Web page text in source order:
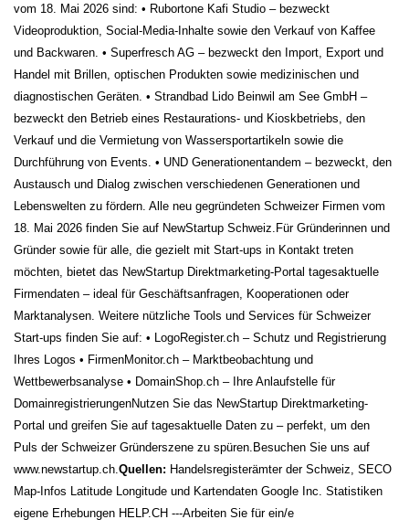
vom 18. Mai 2026 sind: • Rubortone Kafi Studio – bezweckt
Videoproduktion, Social-Media-Inhalte sowie den Verkauf von Kaffee
und Backwaren. • Superfresch AG – bezweckt den Import, Export und
Handel mit Brillen, optischen Produkten sowie medizinischen und
diagnostischen Geräten. • Strandbad Lido Beinwil am See GmbH –
bezweckt den Betrieb eines Restaurations- und Kioskbetriebs, den
Verkauf und die Vermietung von Wassersportartikeln sowie die
Durchführung von Events. • UND Generationentandem – bezweckt, den
Austausch und Dialog zwischen verschiedenen Generationen und
Lebenswelten zu fördern. Alle neu gegründeten Schweizer Firmen vom
18. Mai 2026 finden Sie auf NewStartup Schweiz. Für Gründerinnen und
Gründer sowie für alle, die gezielt mit Start-ups in Kontakt treten
möchten, bietet das NewStartup Direktmarketing-Portal tagesaktuelle
Firmendaten – ideal für Geschäftsanfragen, Kooperationen oder
Marktanalysen. Weitere nützliche Tools und Services für Schweizer
Start-ups finden Sie auf: • LogoRegister.ch – Schutz und Registrierung
Ihres Logos • FirmenMonitor.ch – Marktbeobachtung und
Wettbewerbsanalyse • DomainShop.ch – Ihre Anlaufstelle für
DomainregistrierungenNutzen Sie das NewStartup Direktmarketing-
Portal und greifen Sie auf tagesaktuelle Daten zu – perfekt, um den
Puls der Schweizer Gründerszene zu spüren. Besuchen Sie uns auf
www.newstartup.ch. Quellen: Handelsregisterämter der Schweiz, SECO
Map-Infos Latitude Longitude und Kartendaten Google Inc. Statistiken
eigene Erhebungen HELP.CH ---Arbeiten Sie für ein/e